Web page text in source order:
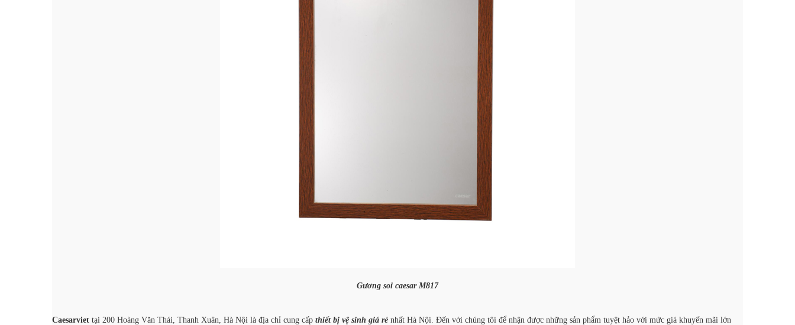
Gương soi caesar M817
Caesarviet tại 200 Hoàng Văn Thái, Thanh Xuân, Hà Nội là địa chỉ cung cấp thiết bị vệ sinh giá rẻ nhất Hà Nội. Đến với chúng tôi để nhận được những sản phẩm tuyệt hảo với mức giá khuyến mãi lớn